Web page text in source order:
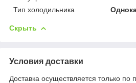
Тип холодильника
Скрыть
Условия доставки
Доставка осуществляется только по